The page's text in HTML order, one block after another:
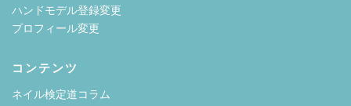
ハンドモデル登録変更
プロフィール変更
コンテンツ
ネイル検定道コラム